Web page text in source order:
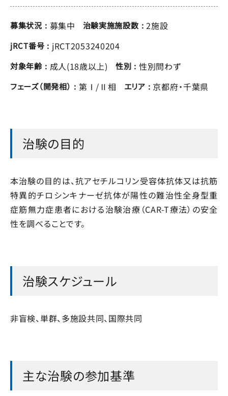
募集状況 募集中 治験実施施設数 2施設
jRCT番号 jRCT2053240204
対象年齢 成人(18歳以上) 性別 性別問わず
フェーズ（開発相） 第Ⅰ/Ⅱ相 エリア 京都府 千葉県
治験の目的
本治験の目的は、抗アセチルコリン受容体抗体又は抗筋
特異的チロシンキナーゼ抗体が陽性の難治性全身型重
症筋無力症患者における治験治療（CAR-T療法）の安全
性を調べることです。
治験スケジュール
非盲検、単群、多施設共同、国際共同
主な治験の参加基準